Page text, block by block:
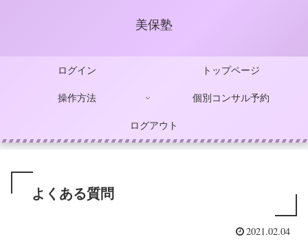
美保塾
ログイン トップページ
操作方法 個別コンサル予約
ログアウト
よくある質問
2021.02.04